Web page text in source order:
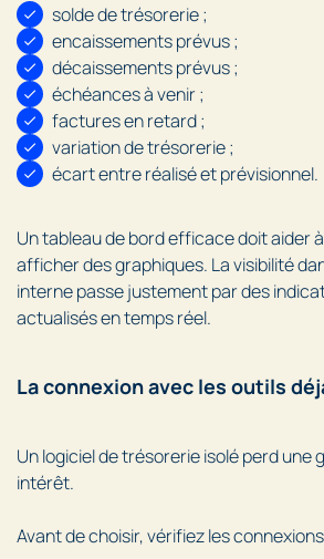
solde de trésorerie ;
encaissements prévus ;
décaissements prévus ;
échéances à venir ;
factures en retard ;
variation de trésorerie ;
écart entre réalisé et prévisionnel.
Un tableau de bord efficace doit aider
afficher des graphiques. La visibilité
interne passe justement par des
actualisés en temps réel.
La connexion avec les outils
Un logiciel de trésorerie isolé perd une
intérêt.
Avant de choisir, vérifiez les